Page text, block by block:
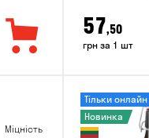
57,50
грн за 1 шт
Міцність
Тільки онлайн
Новинка